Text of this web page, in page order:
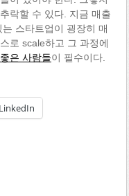
락할 수 있다. 지금 매출
스타트업이 굉장히 매
로 scale하고 그 과정에
좋은 사람들이 필수이다.
LinkedIn